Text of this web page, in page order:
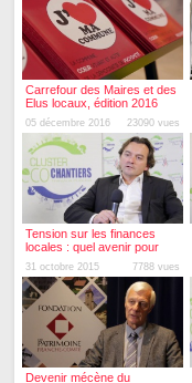
Carrefour des Maires et des
Elus locaux, édition 2016
05 décembre 2016 23090 vues
Tension sur les finances
locales : quel avenir pour
nos routes ?
31 octobre 2015 7788 vues
Devenir mécène du